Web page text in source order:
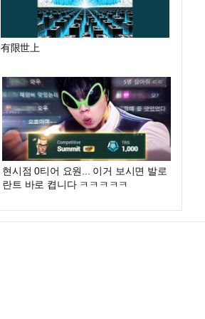
有限世上
현시점 0티어 요원... 이거 보시면 발로
란트 바로 켭니다 ㅋㅋㅋㅋㅋ